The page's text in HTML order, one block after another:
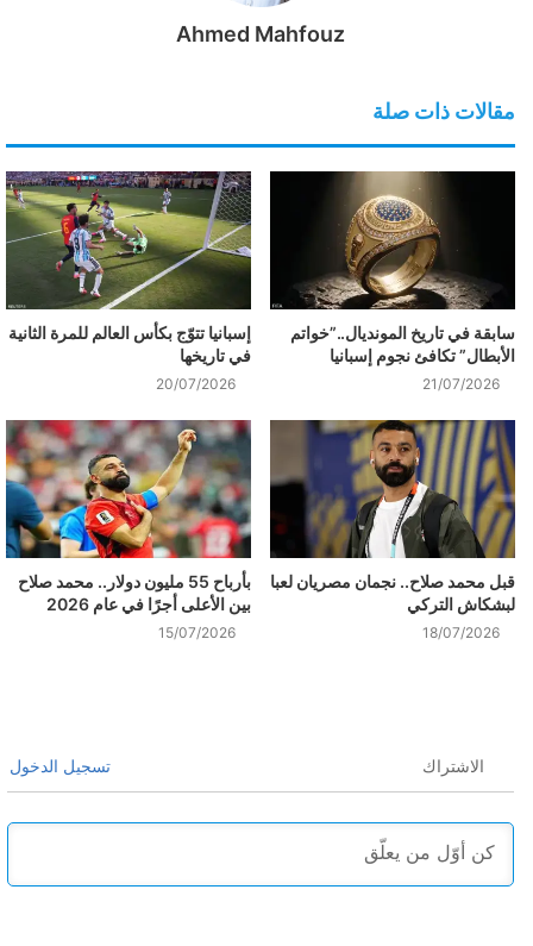
Ahmed Mahfouz
مقالات ذات صلة
سابقة في تاريخ المونديال..”خواتم
الأبطال” تكافئ نجوم إسبانيا
21/07/2026
إسبانيا تتوّج بكأس العالم للمرة الثانية
في تاريخها
20/07/2026
قبل محمد صلاح.. نجمان مصريان لعبا
لبشكاش التركي
18/07/2026
بأرباح 55 مليون دولار.. محمد صلاح
بين الأعلى أجرًا في عام 2026
15/07/2026
الاشتراك تسجيل الدخول